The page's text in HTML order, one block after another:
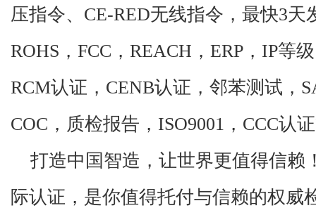
压指令、CE-RED无线指令，最快3天
ROHS，FCC，REACH，ERP，IP等
RCM认证，CENB认证，邻苯测试，
COC，质检报告，ISO9001，CCC认
打造中国智造，让世界更值得信赖
际认证，是你值得托付与信赖的权威